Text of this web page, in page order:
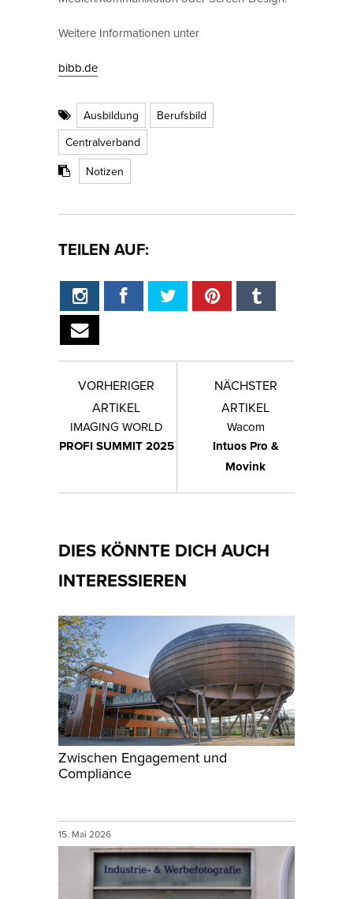
Weitere Informationen unter
bibb.de
Ausbildung
Berufsbild
Centralverband
Notizen
TEILEN AUF:
VORHERIGER
ARTIKEL
IMAGING WORLD
PROFI SUMMIT 2025
NÄCHSTER
ARTIKEL
Wacom
Intuos Pro &
Movink
DIES KÖNNTE DICH AUCH
INTERESSIEREN
Zwischen Engagement und
Compliance
15. Mai 2026